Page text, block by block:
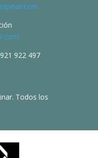
921 922 497
Todos los